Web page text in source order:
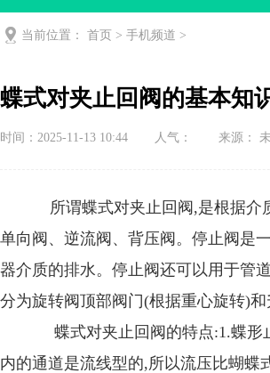
手机频道 手机技巧
当前位置： 首页 > 手机频道 >
蝶式对夹止回阀的基本知
时间：2025-11-13 10:44 人气： 来源：
所谓蝶式对夹止回阀,是根据介
单向阀、逆流阀、背压阀。停止阀是
器介质的排水。停止阀还可以用于管
分为旋转阀顶部阀门(根据重心旋转)
蝶式对夹止回阀的特点:1.蝶形
内的通道是流线型的,所以流压比蝴蝶